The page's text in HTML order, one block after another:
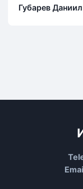
Губарев